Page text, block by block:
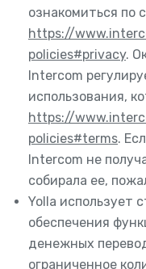
ознакомиться по
https://
policies#privacy.
Intercom
использования,
https://
policies#terms.
Intercom не
собирала ее,
Yolla использует
обеспечения
денежных
ограниченное